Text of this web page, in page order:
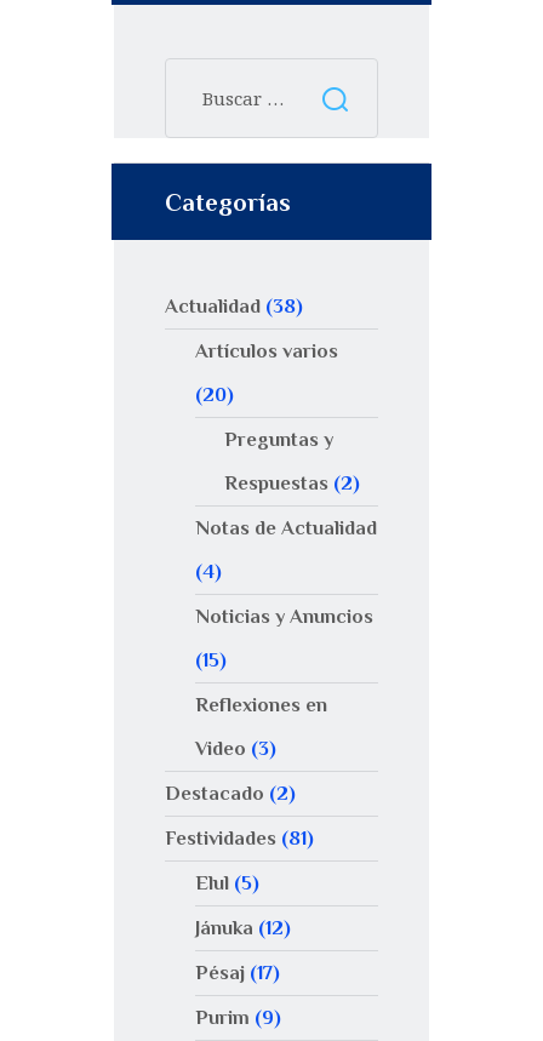
Categorías
Actualidad (38)
Artículos varios
(20)
Preguntas y
Respuestas (2)
Notas de Actualidad
(4)
Noticias y Anuncios
(15)
Reflexiones en
Video (3)
Destacado (2)
Festividades (81)
Elul(5)
Jánuka (12)
Pésaj(17)
Purim (9)